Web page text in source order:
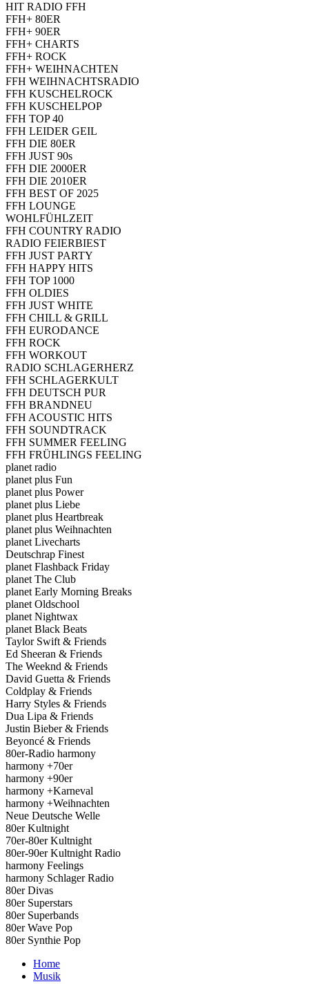
HIT RADIO FFH
FFH+ 80ER
FFH+ 90ER
FFH+ CHARTS
FFH+ ROCK
FFH+ WEIHNACHTEN
FFH WEIHNACHTSRADIO
FFH KUSCHELROCK
FFH KUSCHELPOP
FFH TOP 40
FFH LEIDER GEIL
FFH DIE 80ER
FFH JUST 90s
FFH DIE 2000ER
FFH DIE 2010ER
FFH BEST OF 2025
FFH LOUNGE
WOHLFÜHLZEIT
FFH COUNTRY RADIO
RADIO FEIERBIEST
FFH JUST PARTY
FFH HAPPY HITS
FFH TOP 1000
FFH OLDIES
FFH JUST WHITE
FFH CHILL & GRILL
FFH EURODANCE
FFH ROCK
FFH WORKOUT
RADIO SCHLAGERHERZ
FFH SCHLAGERKULT
FFH DEUTSCH PUR
FFH BRANDNEU
FFH ACOUSTIC HITS
FFH SOUNDTRACK
FFH SUMMER FEELING
FFH FRÜHLINGS FEELING
planet radio
planet plus Fun
planet plus Power
planet plus Liebe
planet plus Heartbreak
planet plus Weihnachten
planet Livecharts
Deutschrap Finest
planet Flashback Friday
planet The Club
planet Early Morning Breaks
planet Oldschool
planet Nightwax
planet Black Beats
Taylor Swift & Friends
Ed Sheeran & Friends
The Weeknd & Friends
David Guetta & Friends
Coldplay & Friends
Harry Styles & Friends
Dua Lipa & Friends
Justin Bieber & Friends
Beyoncé & Friends
80er-Radio harmony
harmony +70er
harmony +90er
harmony +Karneval
harmony +Weihnachten
Neue Deutsche Welle
80er Kultnight
70er-80er Kultnight
80er-90er Kultnight Radio
harmony Feelings
harmony Schlager Radio
80er Divas
80er Superstars
80er Superbands
80er Wave Pop
80er Synthie Pop
Home
Musik